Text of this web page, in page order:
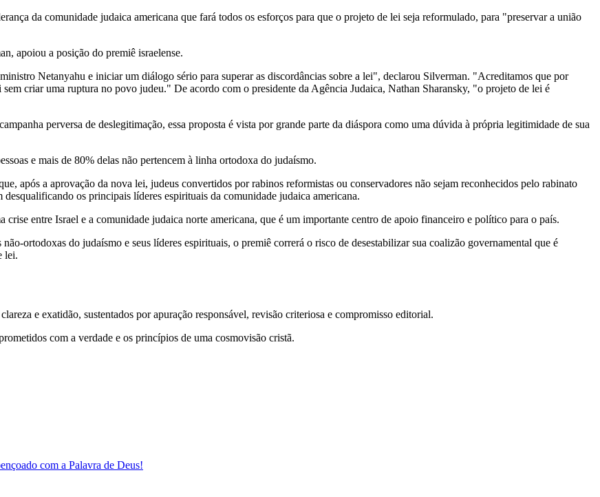
da comunidade judaica americana que fará todos os esforços para que o projeto de lei seja reformulado, para "preservar a união
apoiou a posição do premiê israelense.
Netanyahu e iniciar um diálogo sério para superar as discordâncias sobre a lei", declarou Silverman. "Acreditamos que por
criar uma ruptura no povo judeu." De acordo com o presidente da Agência Judaica, Nathan Sharansky, "o projeto de lei é
perversa de deslegitimação, essa proposta é vista por grande parte da diáspora como uma dúvida à própria legitimidade de sua
e mais de 80% delas não pertencem à linha ortodoxa do judaísmo.
após a aprovação da nova lei, judeus convertidos por rabinos reformistas ou conservadores não sejam reconhecidos pelo rabinato
os principais líderes espirituais da comunidade judaica americana.
entre Israel e a comunidade judaica norte americana, que é um importante centro de apoio financeiro e político para o país.
ortodoxas do judaísmo e seus líderes espirituais, o premiê correrá o risco de desestabilizar sua coalizão governamental que é
lei.
e exatidão, sustentados por apuração responsável, revisão criteriosa e compromisso editorial.
com a verdade e os princípios de uma cosmovisão cristã.
com a Palavra de Deus!